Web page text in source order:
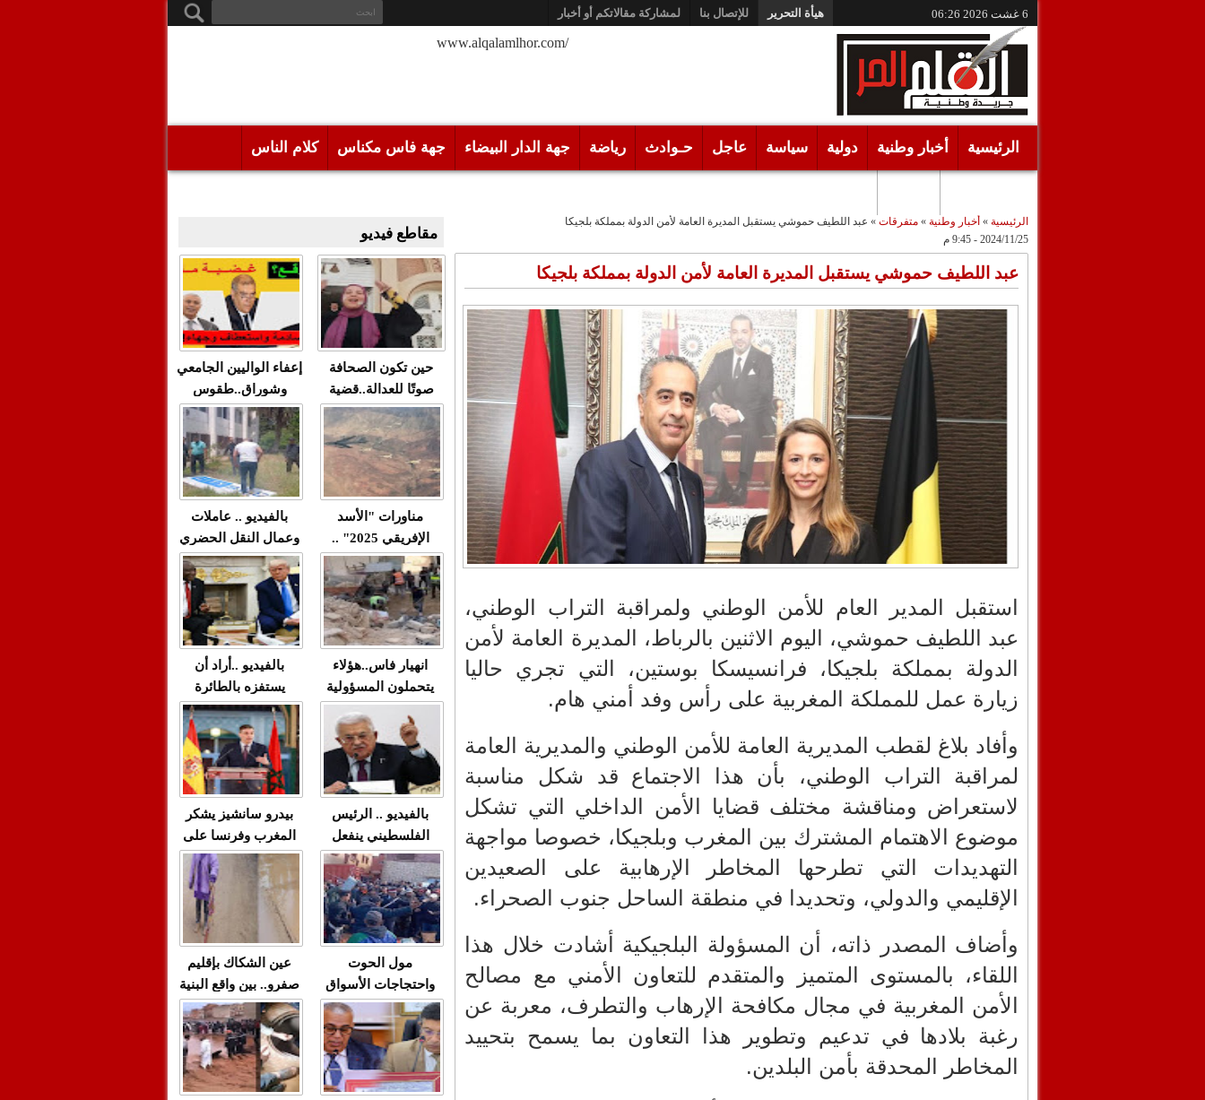
6 غشت 2026 06:26 هيأة التحرير للإتصال بنا لمشاركة مقالاتكم أو أخبار
/www.alqalamlhor.com
الرئيسية أخبار وطنية دولية سياسة عاجل حـوادث رياضة جهة الدار البيضاء جهة فاس مكناس كلام الناس
الرئيسية » أخبار وطنية» متفرقات» عبد اللطيف حموشي يستقبل المديرة العامة لأمن الدولة بمملكة بلجيكا
2024/11/25 - 9:45 م
عبد اللطيف حموشي يستقبل المديرة العامة لأمن الدولة بمملكة بلجيكا
استقبل المدير العام للأمن الوطني ولمراقبة التراب الوطني،
عبد اللطيف حموشي، اليوم الاثنين بالرباط، المديرة العامة لأمن
الدولة بمملكة بلجيكا، فرانسيسكا بوستين، التي تجري حاليا
زيارة عمل للمملكة المغربية على رأس وفد أمني هام.
وأفاد بلاغ لقطب المديرية العامة للأمن الوطني والمديرية العامة
لمراقبة التراب الوطني، بأن هذا الاجتماع قد شكل مناسبة
لاستعراض ومناقشة مختلف قضايا الأمن الداخلي التي تشكل
موضوع الاهتمام المشترك بين المغرب وبلجيكا، خصوصا مواجهة
التهديدات التي تطرحها المخاطر الإرهابية على الصعيدين
الإقليمي والدولي، وتحديدا في منطقة الساحل جنوب الصحراء.
وأضاف المصدر ذاته، أن المسؤولة البلجيكية أشادت خلال هذا
اللقاء، بالمستوى المتميز والمتقدم للتعاون الأمني مع مصالح
الأمن المغربية في مجال مكافحة الإرهاب والتطرف، معربة عن
رغبة بلادها في تدعيم وتطوير هذا التعاون بما يسمح بتحييد
المخاطر المحدقة بأمن البلدين.
مقاطع فيديو
حين تكون الصحافة
صوتًا للعدالة..قضية
"مولات 88 غرزة"
مثالا(فيديو)
متابعة حميد طولست
في زمن تزداد فيه
حالات العنف ضد
النساء ويغيب فيه أحيانًا
صدى العدالة في
ردهات الم...
إعفاء الواليين الجامعي
وشوراق..طقوس
صادمة وملتمس
"الوجهاء"؟/ صمت
وزارة الداخلية؟/أين
الوزير التوفيق؟(فيديو)
بالفيديو .. عاملات
وعمال النقل الحضري
بفاس يعبرون عن
ارتياحهم بعد إنهاء عقد
شركة "سيتي باص"
مناورات "الأسد
الإفريقي 2025" ..
شاهد القاذفة النووية
في تدريب مع ثماني
مقاتلات من نوع F-16
تابعة للقوات الجوية
الملكية المغربية
بالفيديو ..أراد أن
يستفزه بالطائرة
القطرية لكن ترامب
فضحه أمام العالم
بالحجة والدليل
انهيار فاس..هؤلاء
يتحملون المسؤولية
ومآسي العمارات
العشوائية مفتوحة
بيدرو سانشيز يشكر
المغرب وفرنسا على
استعادة الكهرباء عقب
انقطاعه في شبه
الجزيرة الإيبيرية
بالفيديو .. الرئيس
الفلسطيني ينفعل
ويهاجم حماس بألفاظ
قاسية على الهواء
عين الشكاك بإقليم
صفرو.. بين واقع البنية
التحتية المهترئة
والحملات الانتخابية
المبكرة(فيديو)
مول الحوت
واحتجاجات الأسواق
الأسبوعية/الاحتقان
الصامت والتراشق
بـ"الصناديق"/أخنوش
يرد بالصمت المريب